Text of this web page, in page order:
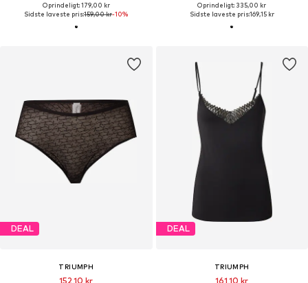
Oprindeligt: 179,00 kr
Sidste laveste pris:159,00 kr-10%
Oprindeligt: 335,00 kr
Sidste laveste pris:169,15 kr
DEAL
TRIUMPH
152,10 kr
DEAL
TRIUMPH
161,10 kr